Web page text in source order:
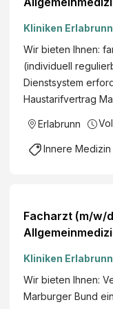
Kliniken
Wir bieten Ihnen:
(individuell
Dienstsystem
Haustarifvertrag
Erlabrunn
Innere Medizin
Facharzt (m/w/
Kliniken
Wir bieten Ihnen:
Marburger Bund